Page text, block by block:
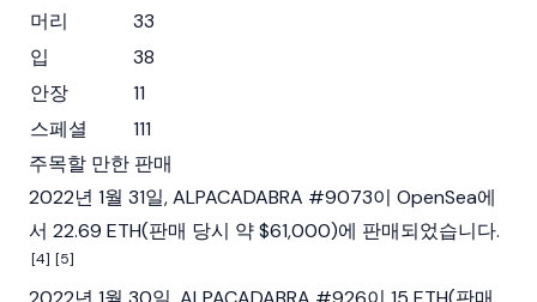
머리
33
입
38
안장
11
스페셜
111
주목할 만한 판매
2022년 1월 31일, ALPACADABRA #9073이 OpenSea에
서 22.69 ETH(판매 당시 약 $61,000)에 판매되었습니다.
[4] [5]